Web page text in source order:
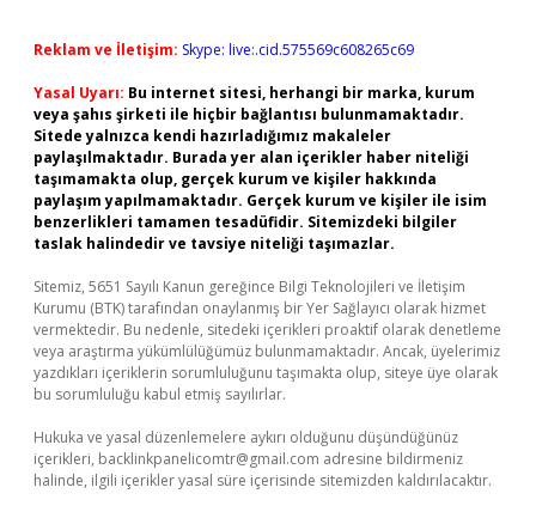
Reklam ve İletişim: Skype: live:.cid.575569c608265c69
Yasal Uyarı: Bu internet sitesi, herhangi bir marka, kurum
veya şahıs şirketi ile hiçbir bağlantısı bulunmamaktadır.
Sitede yalnızca kendi hazırladığımız makaleler
paylaşılmaktadır. Burada yer alan içerikler haber niteliği
taşımamakta olup, gerçek kurum ve kişiler hakkında
paylaşım yapılmamaktadır. Gerçek kurum ve kişiler ile isim
benzerlikleri tamamen tesadüfidir. Sitemizdeki bilgiler
taslak halindedir ve tavsiye niteliği taşımazlar.
Sitemiz, 5651 Sayılı Kanun gereğince Bilgi Teknolojileri ve İletişim
Kurumu (BTK) tarafından onaylanmış bir Yer Sağlayıcı olarak hizmet
vermektedir. Bu nedenle, sitedeki içerikleri proaktif olarak denetleme
veya araştırma yükümlülüğümüz bulunmamaktadır. Ancak, üyelerimiz
yazdıkları içeriklerin sorumluluğunu taşımakta olup, siteye üye olarak
bu sorumluluğu kabul etmiş sayılırlar.
Hukuka ve yasal düzenlemelere aykırı olduğunu düşündüğünüz
içerikleri, backlinkpanelicomtr@gmail.com adresine bildirmeniz
halinde, ilgili içerikler yasal süre içerisinde sitemizden kaldırılacaktır.